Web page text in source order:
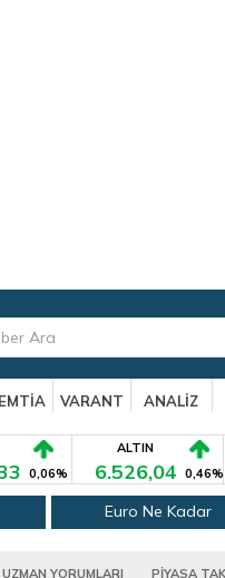
EMTİA VARANT ANALİZ
0,06%
ALTIN
6.526,04 0,46%
Euro Ne Kadar
UZMAN YORUMLARI PİYASA